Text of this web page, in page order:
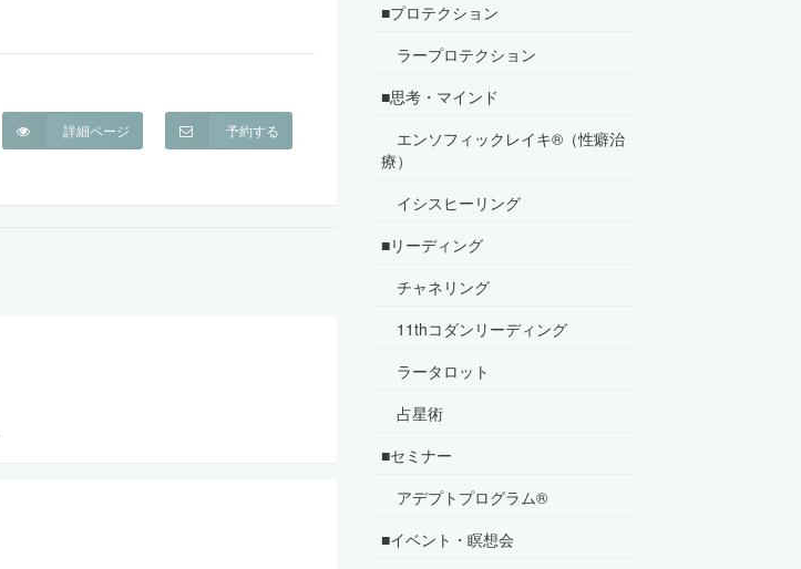
予約する
詳細ページ
■プロテクション
ラープロテクション
■思考・マインド
エンソフィックレイキ®（性癖治
療）
イシスヒーリング
■リーディング
チャネリング
11thコダンリーディング
ラータロット
占星術
■セミナー
アデプトプログラム®
■イベント・瞑想会